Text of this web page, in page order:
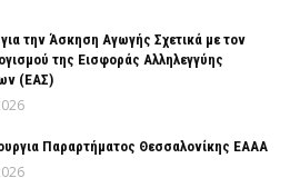
την Άσκηση Αγωγής Σχετικά με τον
της Εισφοράς Αλληλεγγύης
(ΕΑΣ)
Παραρτήματος Θεσσαλονίκης ΕΑΑΑ